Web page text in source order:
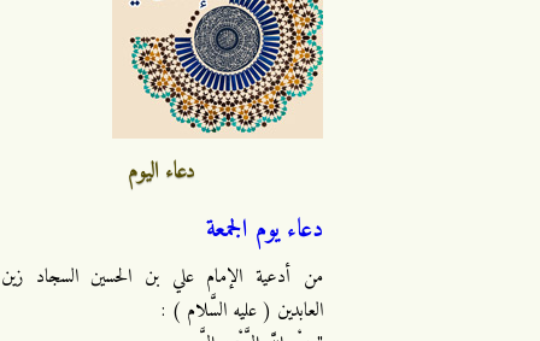
دعاء اليوم
دعاء يوم الجمعة
من أدعية الإمام علي بن الحسين السجاد زين
العابدين ( عليه السَّلام ) :